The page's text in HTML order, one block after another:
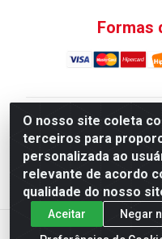
O nosso site coleta
terceiros para
personalizada ao
relevante de acordo
qualidade do nosso
Aceitar
Negar
Formas
Atacadao da Limpeza
Distribuicao LTDA -
Industrial
CNPJ